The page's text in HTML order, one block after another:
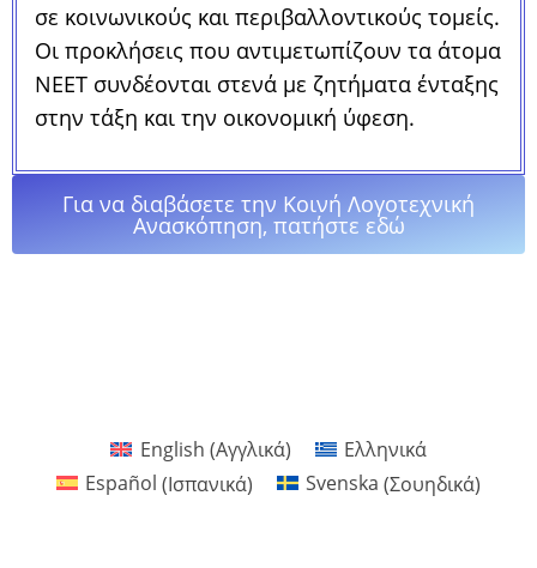
σε κοινωνικούς και περιβαλλοντικούς τομείς.
Οι προκλήσεις που αντιμετωπίζουν τα άτομα
NEET συνδέονται στενά με ζητήματα ένταξης
στην τάξη και την οικονομική ύφεση.
Για να διαβάσετε την Κοινή Λογοτεχνική
Ανασκόπηση, πατήστε εδώ
English (Αγγλικά)
Ελληνικά
Español (Ισπανικά) Svenska (Σουηδικά)